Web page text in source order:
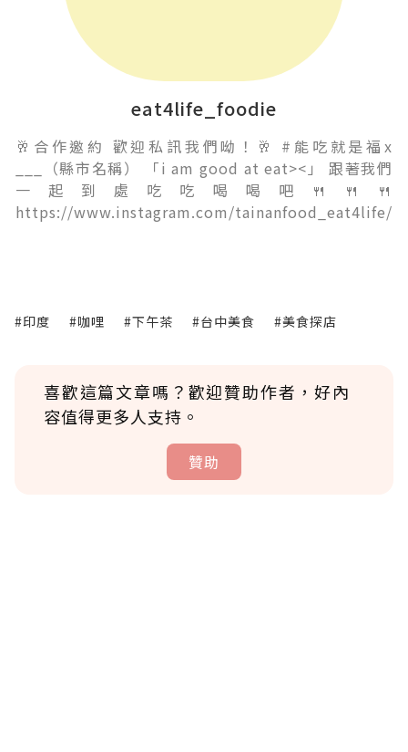
eat4life_foodie
🥂合作邀約 歡迎私訊我們呦！🥂 #能吃就是福x
___（縣市名稱） 「i am good at eat><」 跟著我們
一起到處吃吃喝喝吧🍴🍴🍴
https://www.instagram.com/tainanfood_eat4life/
#印度 #咖哩 #下午茶 #台中美食 #美食探店
喜歡這篇文章嗎？歡迎贊助作者，好內
容值得更多人支持。
贊助